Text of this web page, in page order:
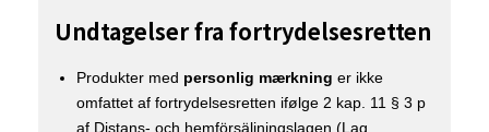
Undtagelser fra fortrydelsesretten
Produkter med personlig mærkning er ikke
omfattet af fortrydelsesretten ifølge 2 kap. 11 § 3 p
af Distans- och hemförsäljningslagen (Lag